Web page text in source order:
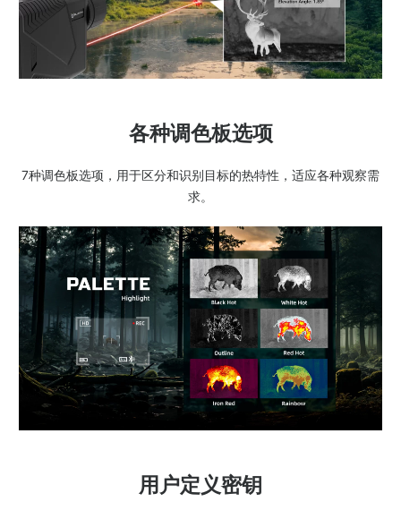
各种调色板选项
7种调色板选项，用于区分和识别目标的热特性，适应各种观察需
求。
用户定义密钥